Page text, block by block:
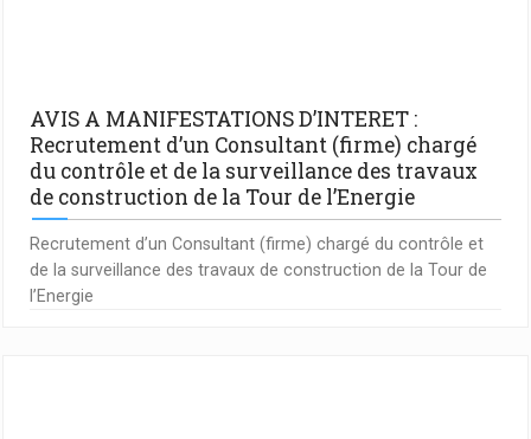
AVIS A MANIFESTATIONS D’INTERET :
Recrutement d’un Consultant (firme) chargé
du contrôle et de la surveillance des travaux
de construction de la Tour de l’Energie
Recrutement d’un Consultant (firme) chargé du contrôle et
de la surveillance des travaux de construction de la Tour de
l’Energie